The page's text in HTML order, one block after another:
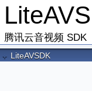
腾讯云音视频 SDK
+ LiteAVSDK